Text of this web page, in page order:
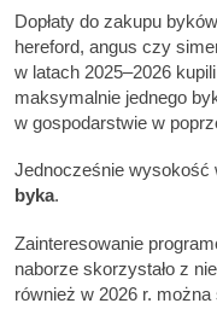
Dopłaty do zakupu
hereford, angus czy
w latach 2025–2026
maksymalnie jednego
w gospodarstwie w
Jednocześnie wysokość
byka.
Zainteresowanie
naborze skorzystało z
również w 2026 r.